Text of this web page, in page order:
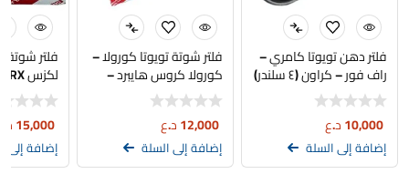
فلتر دهن تويوتا كامري –
راف فور – كراون (٤ سلندر)
10,000د.ع
إضافة إلى السلة
فلتر شوتة تويوتا كورولا –
كورولا كروس هايبرد –
فرونت لاندر
12,000د.ع
إضافة إلى السلة
فلتر شوتة
لكزس RX ياباني
15,000
إضافة إلى